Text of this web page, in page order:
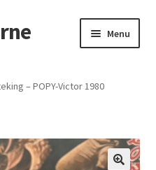
Menu
menu
enfant
– POPY-Victor 1980